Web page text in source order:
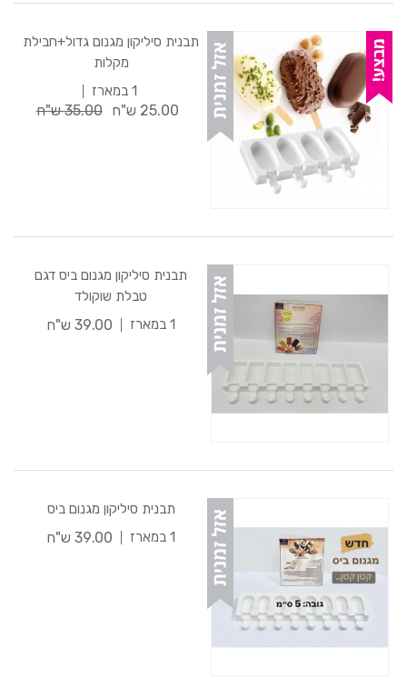
תבנית סיליקון מגנום גדול+חבילת
מקלות
1 במארז
25.00 ש"ח 35.00 ש"ח
תבנית סיליקון מגנום ביס דגם
טבלת שוקולד
1 במארז
39.00 ש"ח
תבנית סיליקון מגנום ביס
1 במארז
39.00 ש"ח